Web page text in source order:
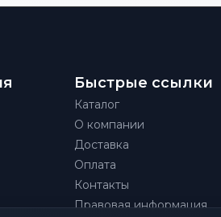
Быстрые ссылки
Каталог
О компании
Доставка
Оплата
Контакты
Правовая информация